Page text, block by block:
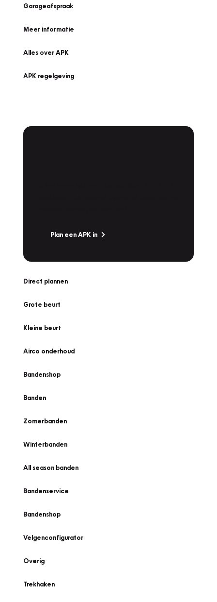
Garageafspraak
Meer informatie
Alles over APK
APK regelgeving
Plan een APK in
Direct plannen
Grote beurt
Kleine beurt
Airco onderhoud
Bandenshop
Banden
Zomerbanden
Winterbanden
All season banden
Bandenservice
Bandenshop
Velgenconfigurator
Overig
Trekhaken